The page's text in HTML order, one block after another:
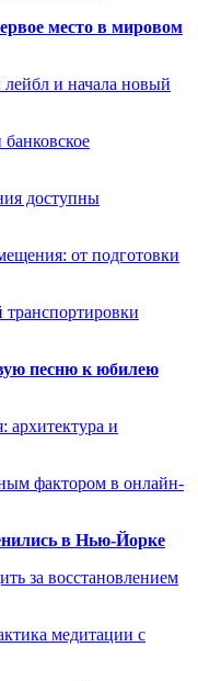
место в мировом
и начала новый
доступны
от подготовки
транспортировки
песню к юбилею
архитектура и
фактором в онлайн-
в Нью-Йорке
за восстановлением
медитации с